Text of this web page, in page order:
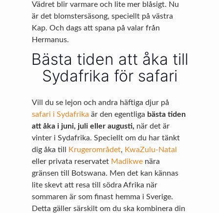
Vädret blir varmare och lite mer blåsigt. Nu
är det blomstersäsong, speciellt på västra
Kap. Och dags att spana på valar från
Hermanus.
Bästa tiden att åka till
Sydafrika för safari
Vill du se lejon och andra häftiga djur på
safari i Sydafrika är den egentliga bästa tiden
att åka i juni, juli eller augusti, när det är
vinter i Sydafrika. Speciellt om du har tänkt
dig åka till
Krugerområdet, KwaZulu-Natal
eller privata reservatet Madikwe nära
gränsen till Botswana. Men det kan kännas
lite skevt att resa till södra Afrika när
sommaren är som finast hemma i Sverige.
Detta gäller särskilt om du ska kombinera din